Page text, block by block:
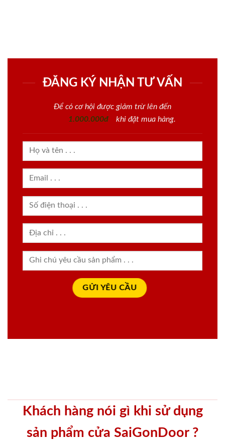
ĐĂNG KÝ NHẬN TƯ VẤN
Để có cơ hội được giảm trừ lên đến
1.000.000đ
khi đặt mua hàng.
Khách hàng nói gì khi sử dụng
sản phẩm cửa SaiGonDoor ?